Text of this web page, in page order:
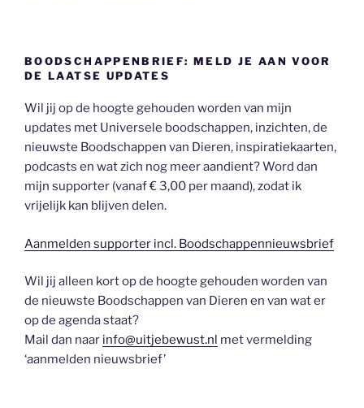
BOODSCHAPPENBRIEF: MELD JE AAN VOOR
DE LAATSE UPDATES
Wil jij op de hoogte gehouden worden van mijn
updates met Universele boodschappen, inzichten, de
nieuwste Boodschappen van Dieren, inspiratiekaarten,
podcasts en wat zich nog meer aandient? Word dan
mijn supporter (vanaf € 3,00 per maand), zodat ik
vrijelijk kan blijven delen.
Aanmelden supporter incl. Boodschappennieuwsbrief
Wil jij alleen kort op de hoogte gehouden worden van
de nieuwste Boodschappen van Dieren en van wat er
op de agenda staat?
Mail dan naar info@uitjebewust.nl met vermelding
‘aanmelden nieuwsbrief’